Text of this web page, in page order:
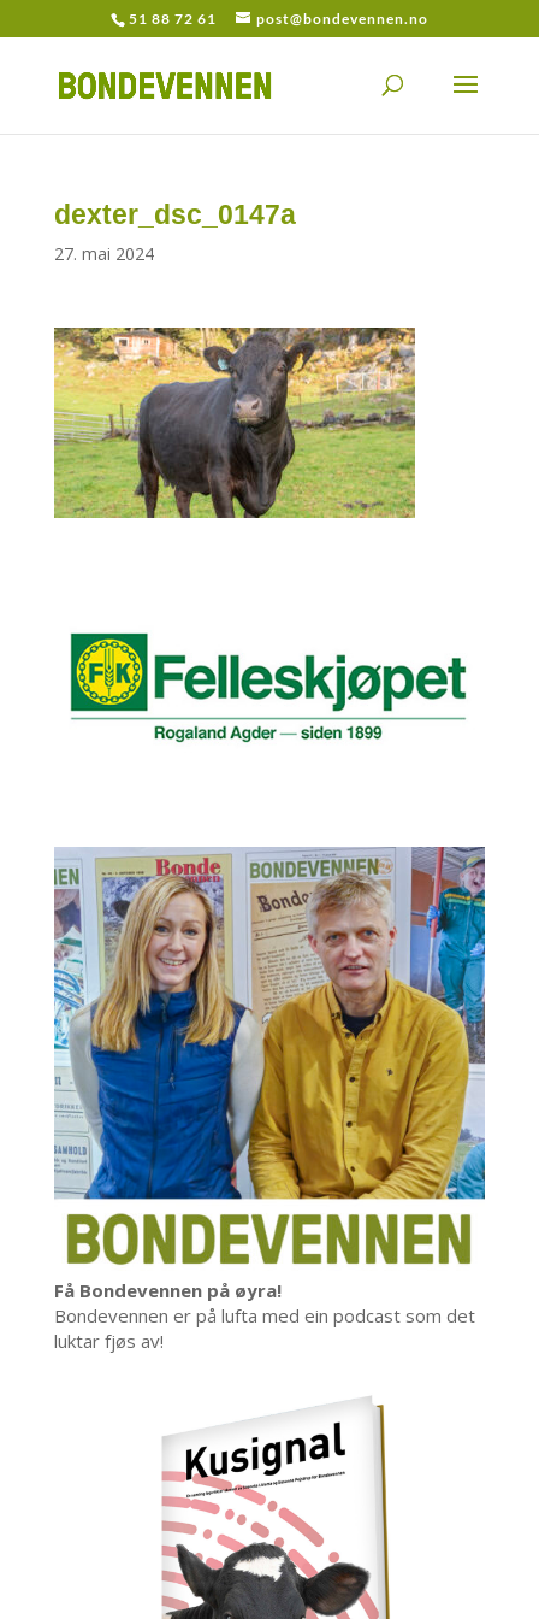
51 88 72 61 post@bondevennen.no
dexter_dsc_0147a
27. mai 2024
Få Bondevennen på øyra!
Bondevennen er på lufta med ein podcast som det
luktar fjøs av!